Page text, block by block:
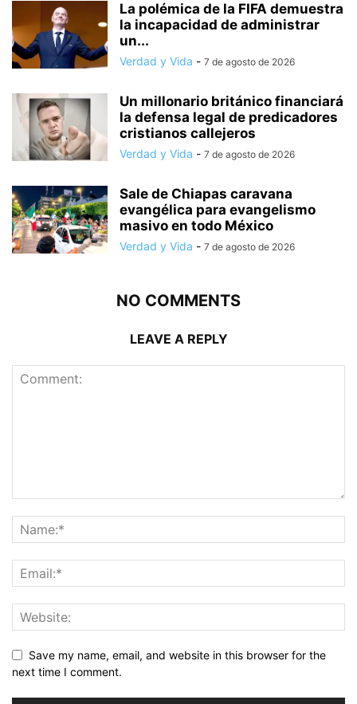
La polémica de la FIFA demuestra
la incapacidad de administrar
un...
Verdad y Vida - 7 de agosto de 2026
Un millonario británico financiará
la defensa legal de predicadores
cristianos callejeros
Verdad y Vida - 7 de agosto de 2026
Sale de Chiapas caravana
evangélica para evangelismo
masivo en todo México
Verdad y Vida - 7 de agosto de 2026
NO COMMENTS
LEAVE A REPLY
Save my name, email, and website in this browser for the
next time I comment.